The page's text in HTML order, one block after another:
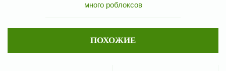
много роблоксов
ПОХОЖИЕ